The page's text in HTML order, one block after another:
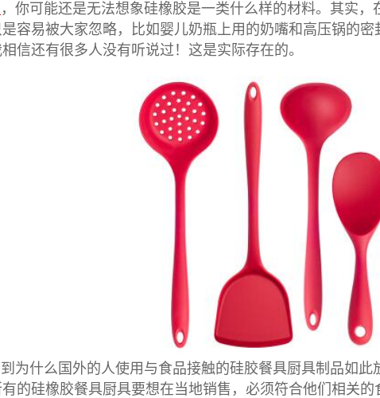
，你可能还是无法想象硅橡胶是一类什么样的材料。其实
容易被大家忽略，比如婴儿奶瓶上用的奶嘴和高压锅的
信还有很多人没有听说过！这是实际存在的。
为什么国外的人使用与食品接触的硅胶餐具厨具制品如
的硅橡胶餐具厨具要想在当地销售，必须符合他们相关